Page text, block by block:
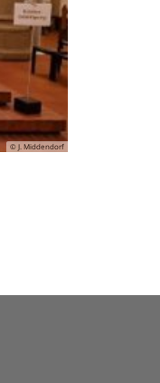
© J. Middendorf